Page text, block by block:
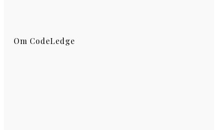
Om CodeLedge